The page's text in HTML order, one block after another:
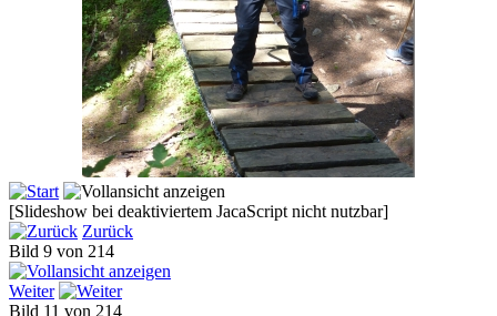
[Slideshow bei deaktiviertem JacaScript nicht nutzbar]
Zurück
Bild 9 von 214
Weiter
Bild 11 von 214